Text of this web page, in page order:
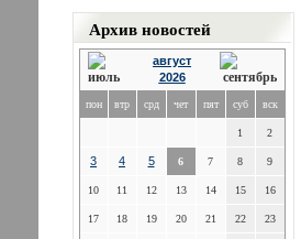
Архив новостей
август
2026
пон втр срд чет пят суб вск
1 2
3 4 5 6 7 8 9
10 11 12 13 14 15 16
17 18 19 20 21 22 23